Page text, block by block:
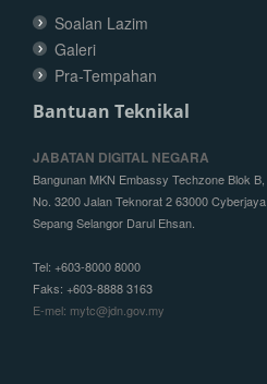
Soalan Lazim
Galeri
Pra-Tempahan
Bantuan Teknikal
JABATAN DIGITAL NEGARA
Bangunan MKN Embassy Techzone Blok B,
No. 3200 Jalan Teknorat 2 63000 Cyberjaya,
Sepang Selangor Darul Ehsan.
Tel: +603-8000 8000
Faks: +603-8888 3163
E-mel: mytc@jdn.gov.my